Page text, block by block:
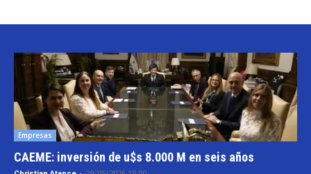
Empresas
CAEME: inversión de u$s 8.000 M en seis años